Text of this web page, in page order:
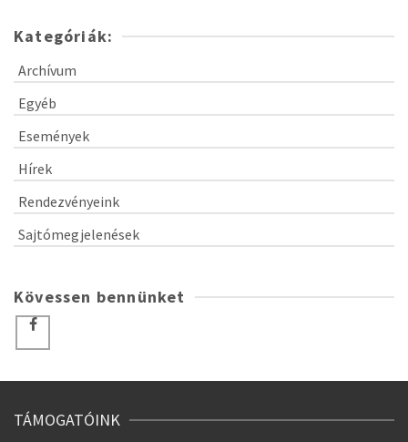
Kategóriák:
Archívum
Egyéb
Események
Hírek
Rendezvényeink
Sajtómegjelenések
Kövessen bennünket
TÁMOGATÓINK